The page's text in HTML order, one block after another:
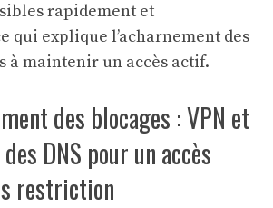
rapidement et
qui explique l’acharnement des
à maintenir un accès actif.
des blocages : VPN et
DNS pour un accès
restriction